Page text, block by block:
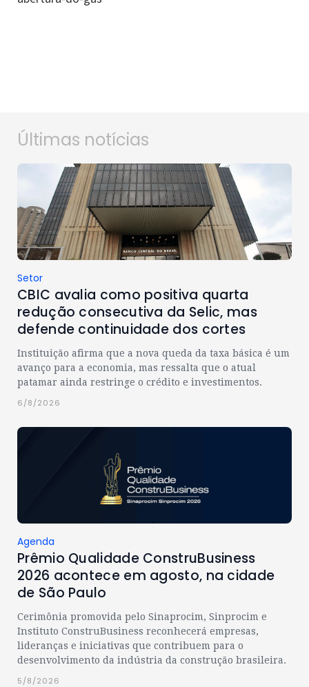
Últimas notícias
Setor
CBIC avalia como positiva quarta
redução consecutiva da Selic, mas
defende continuidade dos cortes
Instituição afirma que a nova queda da taxa básica é um
avanço para a economia, mas ressalta que o atual
patamar ainda restringe o crédito e investimentos.
6/8/2026
Agenda
Prêmio Qualidade ConstruBusiness
2026 acontece em agosto, na cidade
de São Paulo
Cerimônia promovida pelo Sinaprocim, Sinprocim e
Instituto ConstruBusiness reconhecerá empresas,
lideranças e iniciativas que contribuem para o
desenvolvimento da indústria da construção brasileira.
5/8/2026